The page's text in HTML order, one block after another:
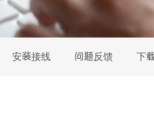
安装接线 问题反馈 下